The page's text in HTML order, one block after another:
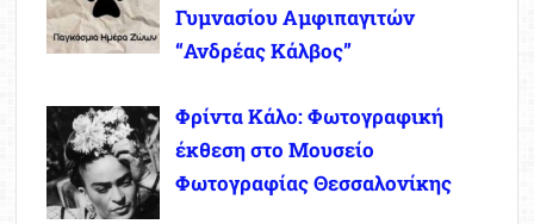
Γυμνασίου Αμφιπαγιτών
“Ανδρέας Κάλβος”
Φρίντα Κάλο: Φωτογραφική
έκθεση στο Μουσείο
Φωτογραφίας Θεσσαλονίκης